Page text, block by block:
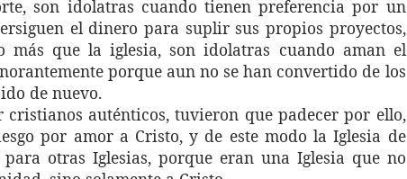
son idolatras cuando tienen preferencia por un
el dinero para suplir sus propios proyectos,
más que la iglesia, son idolatras cuando aman el
porque aun no se han convertido de los
de nuevo.
cristianos auténticos, tuvieron que padecer por ello,
por amor a Cristo, y de este modo la Iglesia de
otras Iglesias, porque eran una Iglesia que no